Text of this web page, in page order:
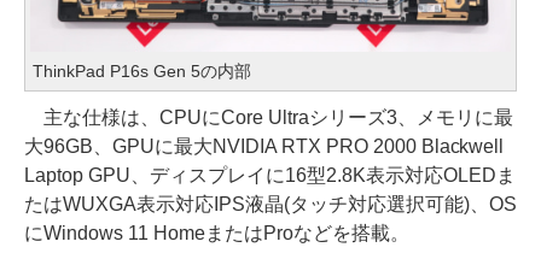
ThinkPad P16s Gen 5の内部
主な仕様は、CPUにCore Ultraシリーズ3、メモリに最
大96GB、GPUに最大NVIDIA RTX PRO 2000 Blackwell
Laptop GPU、ディスプレイに16型2.8K表示対応OLEDま
たはWUXGA表示対応IPS液晶(タッチ対応選択可能)、OS
にWindows 11 HomeまたはProなどを搭載。